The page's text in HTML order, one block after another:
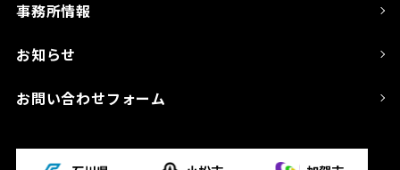
事務所情報
お知らせ
お問い合わせフォーム